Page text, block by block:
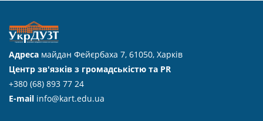
Адреса майдан Фейєрбаха 7, 61050, Харків
Центр зв'язків з громадськістю та PR
+380 (68) 893 77 24
E-mail info@kart.edu.ua